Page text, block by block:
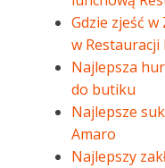
Gdzie zjeść
w Restauracji
Najlepsza
do butiku
Najlepsze
Amaro
Najlepszy